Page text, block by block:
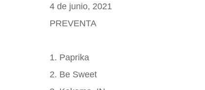
4 de junio, 2021
PREVENTA
1. Paprika
2. Be Sweet